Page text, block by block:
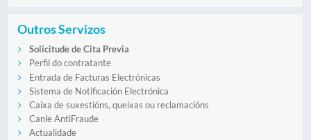
Outros Servizos
Solicitude de Cita Previa
Perfil do contratante
Entrada de Facturas Electrónicas
Sistema de Notificación Electrónica
Caixa de suxestións, queixas ou reclamacións
Canle AntiFraude
Actualidade